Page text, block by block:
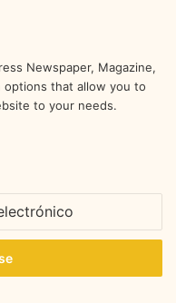
Newspaper, Magazine,
options that allow you to
to your needs.